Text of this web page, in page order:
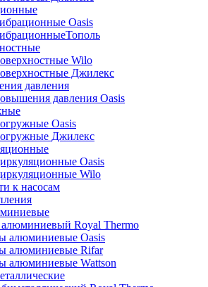
Oasis
Wilo
Джилекс
давления
давления Oasis
Oasis
Джилекс
Oasis
Wilo
к насосам
алюминиевый Royal Thermo
алюминиевые Oasis
алюминиевые Rifar
алюминиевые Wattson